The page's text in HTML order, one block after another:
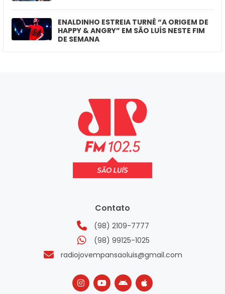
ENALDINHO ESTREIA TURNÊ “A ORIGEM DE
HAPPY & ANGRY” EM SÃO LUÍS NESTE FIM
DE SEMANA
Contato
(98) 2109-7777
(98) 99125-1025
radiojovempansaoluis@gmail.com